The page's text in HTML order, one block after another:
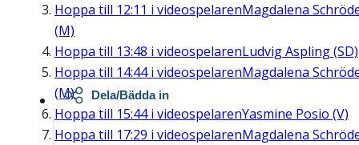
Hoppa till 12:11 i videospelarenMagdalena
(M)
Hoppa till 13:48 i videospelarenLudvig Aspling (SD)
Hoppa till 14:44i videospelarenMagdalena
(M)
Hoppa till 15:44i videospelarenYasmine Posio (V)
Hoppa till 17:29 i videospelarenMagdalena
Dela/Bädda in